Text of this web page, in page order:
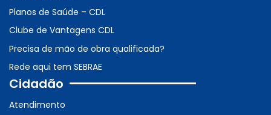
Planos de Saúde – CDL
Clube de Vantagens CDL
Precisa de mão de obra qualificada?
Rede aqui tem SEBRAE
Cidadão
Atendimento